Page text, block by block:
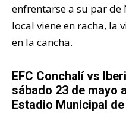
enfrentarse a su par
local viene en racha, la
en la cancha.
EFC Conchalí vs
sábado 23 de mayo
Estadio Municipal